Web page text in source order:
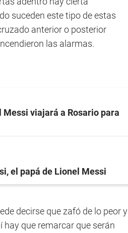
suceden este tipo de estas
anterior o posterior
las alarmas.
Messi viajará a Rosario para
el papá de Lionel Messi
decirse que zafó de lo peor y
que remarcar que serán